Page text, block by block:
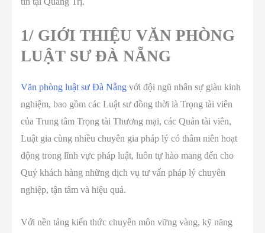
1/ GIỚI THIỆU VĂN PHÒNG
LUẬT SƯ ĐÀ NẴNG
Văn phòng luật sư Đà Nẵng với đội ngũ nhân sự giàu kinh
nghiệm, bao gồm các Luật sư đồng thời là Trọng tài viên
của Trung tâm Trọng tài Thương mại, các Quản tài viên,
Luật gia cùng nhiều chuyên gia pháp lý có thâm niên hoạt
động trong lĩnh vực pháp luật, luôn tự hào mang đến cho
Quý khách hàng những dịch vụ tư vấn pháp lý chuyên
nghiệp, tận tâm và hiệu quả.
Với nền tảng kiến thức chuyên môn vững vàng, kỹ năng